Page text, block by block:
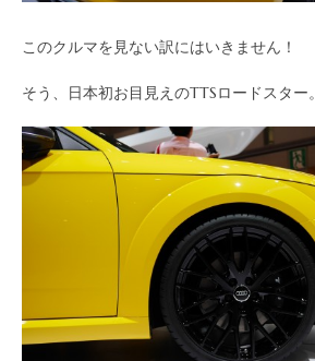
このクルマを見ない訳にはいきません！
そう、日本初お目見えのTTSロードスター。